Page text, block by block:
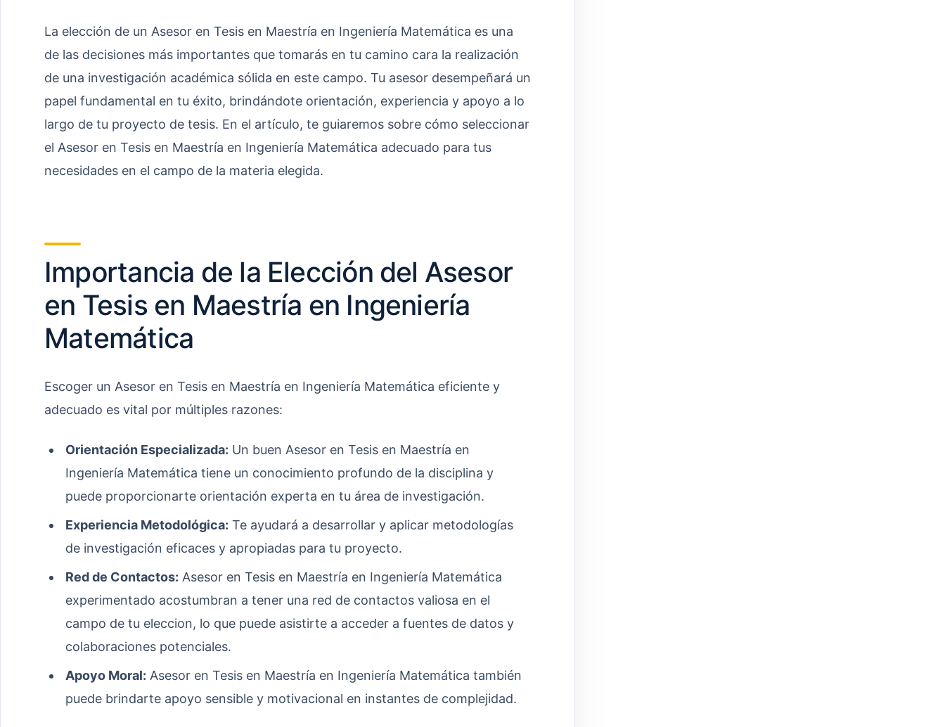
La elección de un Asesor en Tesis en Maestría en Ingeniería Matemática es una
de las decisiones más importantes que tomarás en tu camino cara la realización
de una investigación académica sólida en este campo. Tu asesor desempeñará un
papel fundamental en tu éxito, brindándote orientación, experiencia y apoyo a lo
largo de tu proyecto de tesis. En el artículo, te guiaremos sobre cómo seleccionar
el Asesor en Tesis en Maestría en Ingeniería Matemática adecuado para tus
necesidades en el campo de la materia elegida.
Importancia de la Elección del Asesor
en Tesis en Maestría en Ingeniería
Matemática
Escoger un Asesor en Tesis en Maestría en Ingeniería Matemática eficiente y
adecuado es vital por múltiples razones:
Orientación Especializada: Un buen Asesor en Tesis en Maestría en
Ingeniería Matemática tiene un conocimiento profundo de la disciplina y
puede proporcionarte orientación experta en tu área de investigación.
Experiencia Metodológica: Te ayudará a desarrollar y aplicar metodologías
de investigación eficaces y apropiadas para tu proyecto.
Red de Contactos: Asesor en Tesis en Maestría en Ingeniería Matemática
experimentado acostumbran a tener una red de contactos valiosa en el
campo de tu eleccion, lo que puede asistirte a acceder a fuentes de datos y
colaboraciones potenciales.
Apoyo Moral: Asesor en Tesis en Maestría en Ingeniería Matemática también
puede brindarte apoyo sensible y motivacional en instantes de complejidad.